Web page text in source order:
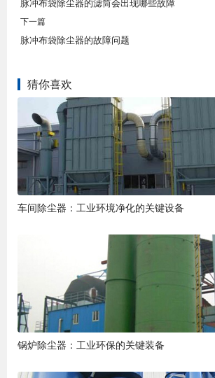
脉冲布袋除尘器的滤筒会出现哪些故障
下一篇
脉冲布袋除尘器的故障问题
猜你喜欢
车间除尘器：工业环境净化的关键设备
锅炉除尘器：工业环保的关键装备